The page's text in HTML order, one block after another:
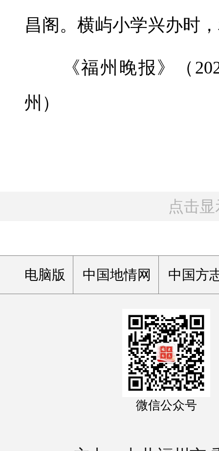
昌阁。横屿小学兴办时
《福州晚报》（
州）
点击
电脑版 中国地情网 中国方
微信公众号